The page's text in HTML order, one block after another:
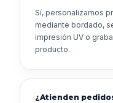
Sí, personalizamos
mediante bordado,
impresión UV o
producto.
¿Atienden